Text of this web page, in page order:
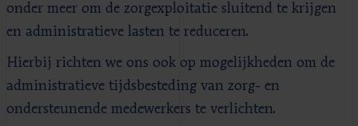
onder meer om de zorgexploitatie sluitend te krijgen
en administratieve lasten te reduceren.
Hierbij richten we ons ook op mogelijkheden om de
administratieve tijdsbesteding van zorg- en
ondersteunende medewerkers te verlichten.